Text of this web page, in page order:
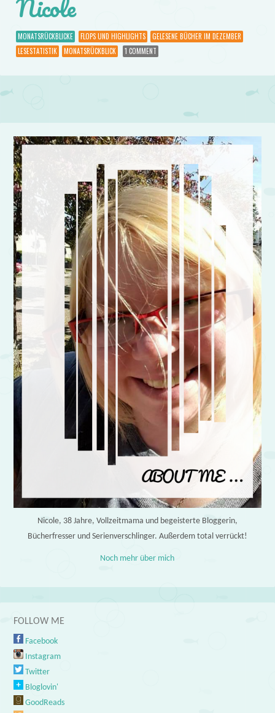
MONATSRÜCKBLICKE FLOPS UND HIGHLIGHTS
GELESENE BÜCHER IM DEZEMBER
LESESTATISTIK
MONATSRÜCKBLICK 1 COMMENT
Post navigation
Nicole, 38 Jahre, Vollzeitmama und begeisterte Bloggerin,
Bücherfresser und Serienverschlinger. Außerdem total verrückt!
Noch mehr über mich
FOLLOW ME
Facebook
Instagram
Twitter
Bloglovin'
GoodReads